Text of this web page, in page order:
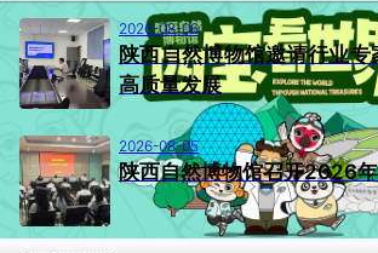
2026-08-06
陕西自然博物馆邀请行业专家
高质量发展
2026-08-05
陕西自然博物馆召开2026